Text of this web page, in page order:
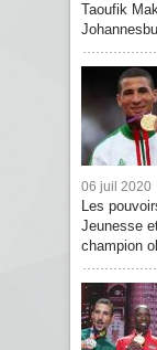
Taoufik
06 juil 2020
Les
Jeunesse
champion